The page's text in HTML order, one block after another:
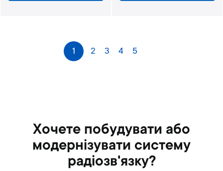
1 2 3 4 5
Хочете побудувати або
модернізувати систему
радіозв'язку?